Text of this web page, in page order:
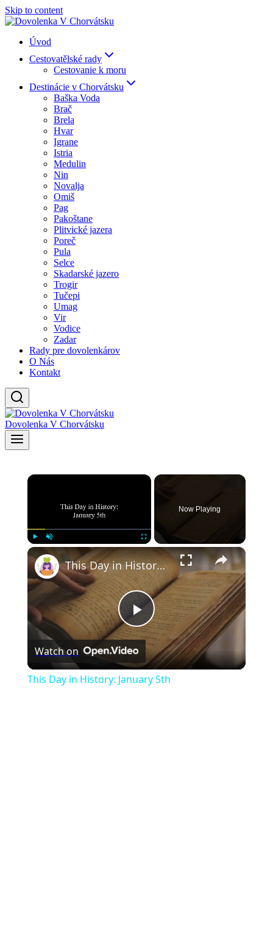
Skip to content
Úvod
Cestovatělské rady
Cestovanie k moru
Destinácie v Chorvátsku
Baška Voda
Brač
Brela
Hvar
Igrane
Istria
Medulin
Nin
Novalja
Omiš
Pag
Pakoštane
Plitvické jazera
Poreč
Pula
Selce
Skadarské jazero
Trogir
Tučepi
Umag
Vir
Vodice
Zadar
Rady pre dovolenkárov
O Nás
Kontakt
Dovolenka V Chorvátsku
×
Now Playing
×
Play
Video
This Day in History: January 5th
Watch on
This Day in History: January 5th